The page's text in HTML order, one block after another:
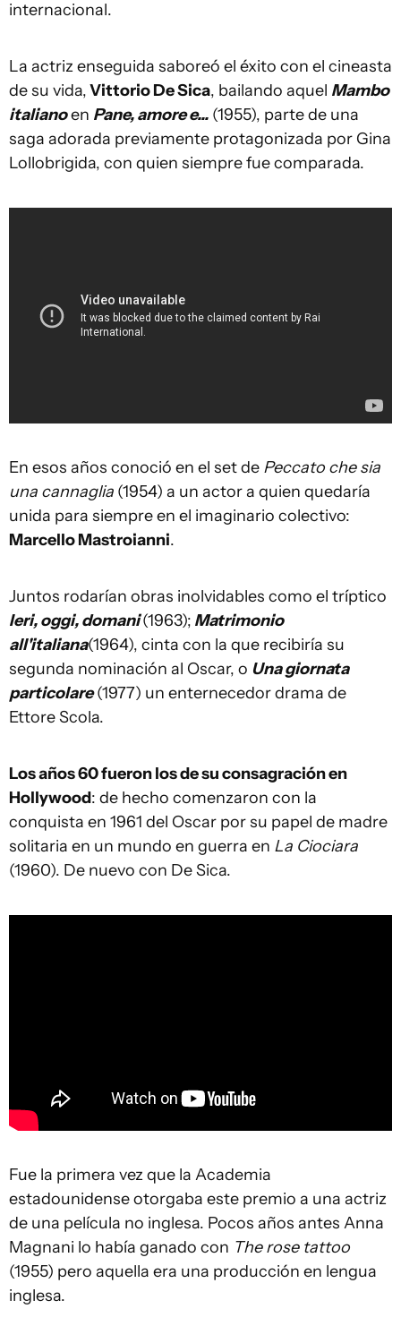
internacional.
La actriz enseguida saboreó el éxito con el cineasta
de su vida,Vittorio De Sica, bailando aquel Mambo
italianoen Pane, amore e... (1955), parte de una
saga adorada previamente protagonizada por Gina
Lollobrigida, con quien siempre fue comparada.
En esos años conoció en el set de Peccato che sia
una cannaglia (1954) a un actor a quien quedaría
unida para siempre en el imaginario colectivo:
Marcello Mastroianni.
Juntos rodarían obras inolvidables como el tríptico
Ieri, oggi, domani(1963); Matrimonio
all'italiana(1964), cinta con la que recibiría su
segunda nominación al Oscar, o Una giornata
particolare(1977) un enternecedor drama de
Ettore Scola.
Los años 60 fueron los de su consagración en
Hollywood: de hecho comenzaron con la
conquista en 1961 del Oscar por su papel de madre
solitaria en un mundo en guerra en La Ciociara
(1960). De nuevo con De Sica.
Fue la primera vez que la Academia
estadounidense otorgaba este premio a una actriz
de una película no inglesa. Pocos años antes Anna
Magnani lo había ganado con The rose tattoo
(1955) pero aquella era una producción en lengua
inglesa.